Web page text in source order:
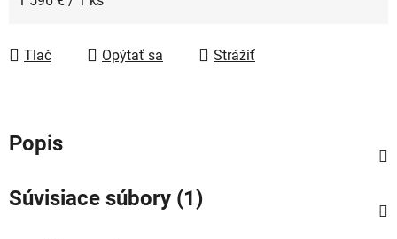
Tlač Opýtať sa Strážiť
Popis
Súvisiace súbory (1)